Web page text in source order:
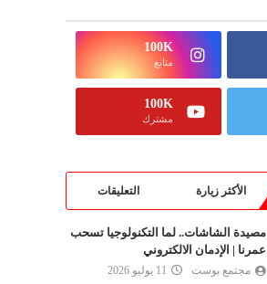
100K
متابع
100K
مشترك
الأكثر زيارة التعليقات
مصيدة الشاشات.. لما التكنولوجيا تسحب
عمرنا | الإدمان الالكتروني
مجتمع بوست 11 يوليو 2026